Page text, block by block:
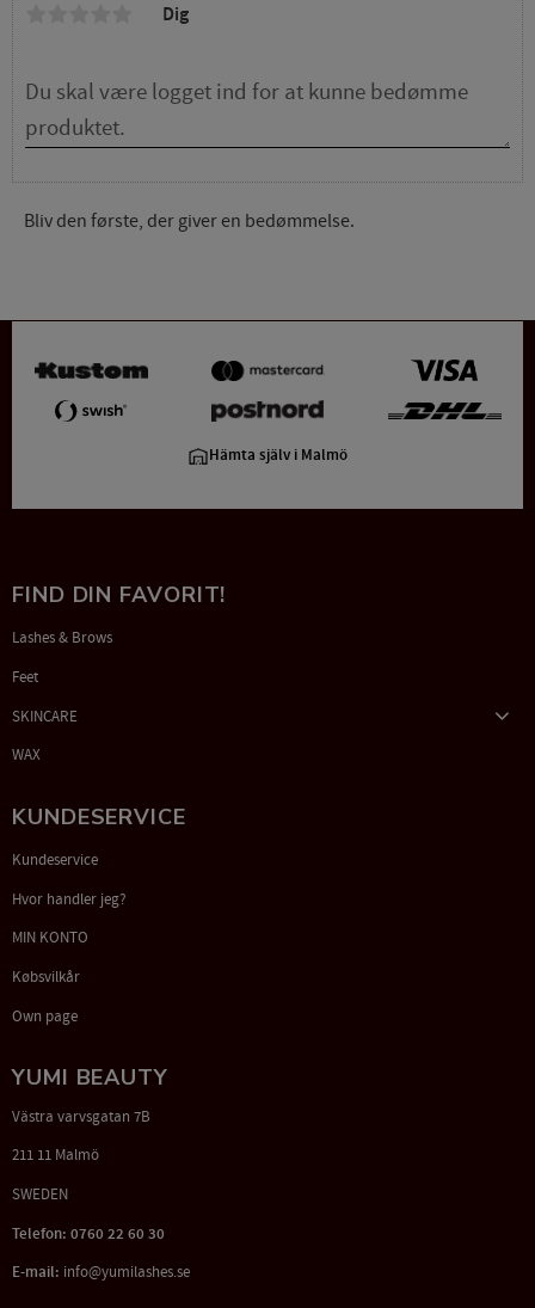
Dig
Bliv den første, der giver en bedømmelse.
Hämta själv i Malmö
FIND DIN FAVORIT!
Lashes & Brows
Feet
SKINCARE
WAX
KUNDESERVICE
Kundeservice
Hvor handler jeg?
MIN KONTO
Købsvilkår
Own page
YUMI BEAUTY
Västra varvsgatan 7B
211 11 Malmö
SWEDEN
Telefon: 0760 22 60 30
E-mail: info@yumilashes.se